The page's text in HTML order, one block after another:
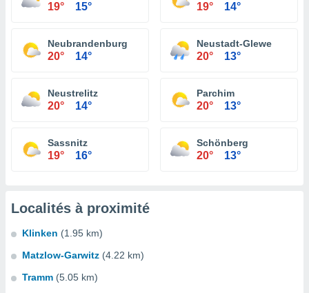
19° 15° 19° 14°
Neubrandenburg
20° 14°
Neustadt-Glewe
20° 13°
Neustrelitz
20° 14°
Parchim
20° 13°
Sassnitz
19° 16°
Schönberg
20° 13°
Localités à proximité
Klinken (1.95 km)
Matzlow-Garwitz (4.22 km)
Tramm (5.05 km)